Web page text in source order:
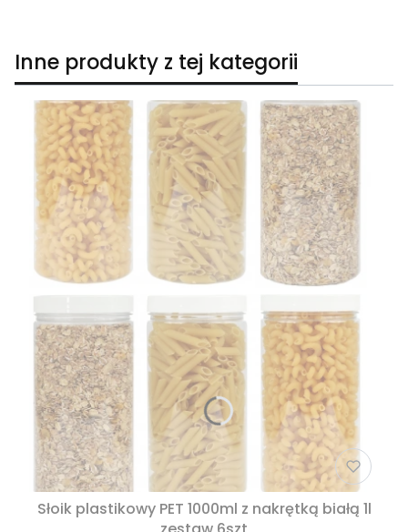
Inne produkty z tej kategorii
Słoik plastikowy PET 1000ml z nakrętką białą 1l